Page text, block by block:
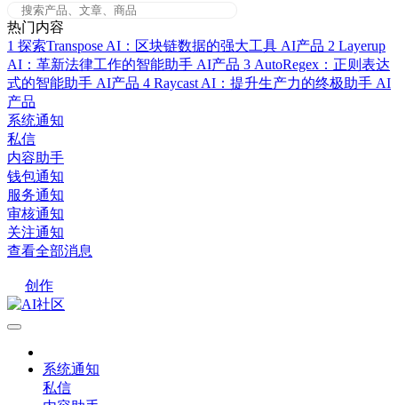
热门内容
1 探索Transpose AI：区块链数据的强大工具 AI产品 2 Layerup
AI：革新法律工作的智能助手 AI产品 3 AutoRegex：正则表达
式的智能助手 AI产品 4 Raycast AI：提升生产力的终极助手 AI
产品
系统通知
私信
内容助手
钱包通知
服务通知
审核通知
关注通知
查看全部消息
创作
系统通知
私信